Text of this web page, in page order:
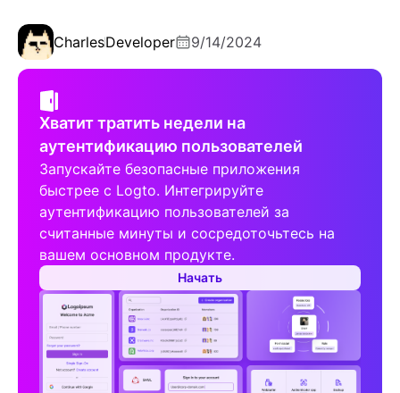
CharlesDeveloper 9/14/2024
Хватит тратить недели на
аутентификацию пользователей
Запускайте безопасные приложения
быстрее с Logto. Интегрируйте
аутентификацию пользователей за
считанные минуты и сосредоточьтесь на
вашем основном продукте.
Начать